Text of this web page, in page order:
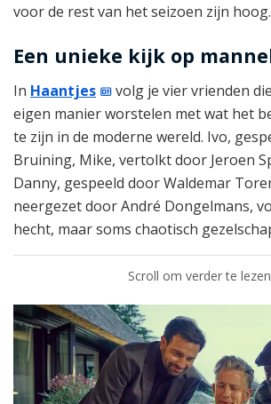
voor de rest van het seizoen zijn hoog.
Een unieke kijk op
In Haantjes
volg je vier vrienden
eigen manier worstelen met wat het
te zijn in de moderne wereld. Ivo,
Bruining, Mike, vertolkt door Jeroen
Danny, gespeeld door Waldemar
neergezet door André Dongelmans,
hecht, maar soms chaotisch
Scroll om verder te lezen